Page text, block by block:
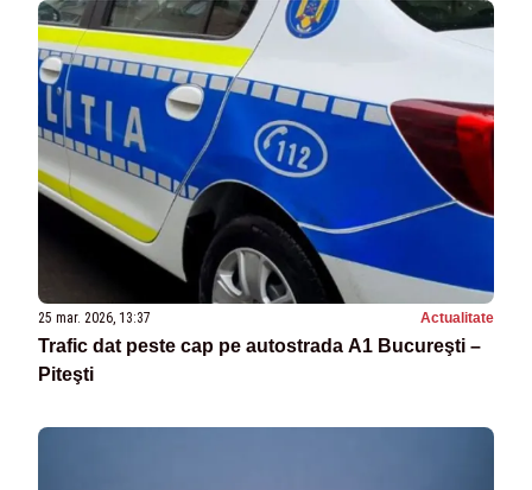
25 mar. 2026, 13:37 Actualitate
Trafic dat peste cap pe autostrada A1 Bucureşti –
Piteşti